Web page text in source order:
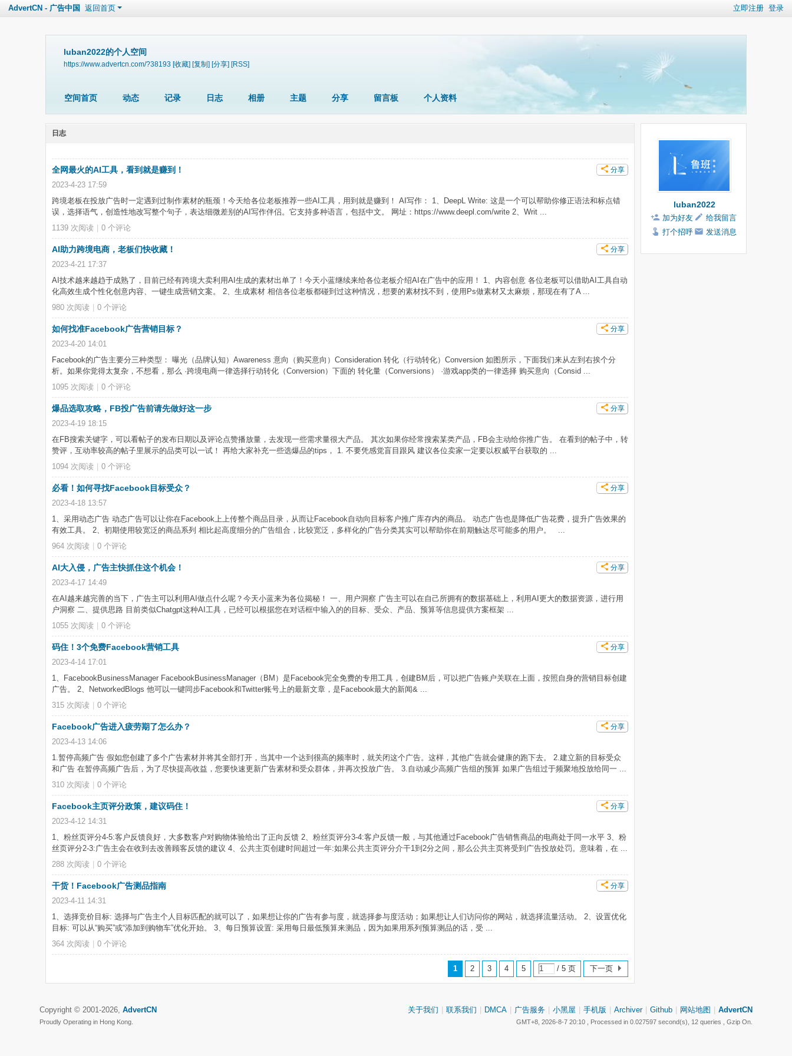
立即注册 登录
AdvertCN - 广告中国 返回首页
luban2022的个人空间
https://www.advertcn.com/?38193 [收藏] [复制] [分享] [RSS]
空间首页 动态 记录 日志 相册 主题 分享 留言板 个人资料
日志
分享
全网最火的AI工具，看到就是赚到！
2023-4-23 17:59
跨境老板在投放广告时一定遇到过制作素材的瓶颈！今天给各位老板推荐一些AI工具，用到就是赚到！ AI写作： 1、DeepL Write: 这是一个可以帮助你修正语法和标点错
误，选择语气，创造性地改写整个句子，表达细微差别的AI写作伴侣。它支持多种语言，包括中文。 网址：https://www.deepl.com/write 2、Writ ...
1139 次阅读
0 个评论
分享
AI助力跨境电商，老板们快收藏！
2023-4-21 17:37
AI技术越来越趋于成熟了，目前已经有跨境大卖利用AI生成的素材出单了！今天小蓝继续来给各位老板介绍AI在广告中的应用！ 1、内容创意 各位老板可以借助AI工具自动
化高效生成个性化创意内容、一键生成营销文案。 2、生成素材 相信各位老板都碰到过这种情况，想要的素材找不到，使用Ps做素材又太麻烦，那现在有了A ...
980 次阅读
0 个评论
分享
如何找准Facebook广告营销目标？
2023-4-20 14:01
Facebook的广告主要分三种类型： 曝光（品牌认知）Awareness 意向（购买意向）Consideration 转化（行动转化）Conversion 如图所示，下面我们来从左到右挨个分
析。如果你觉得太复杂，不想看，那么 ·跨境电商一律选择行动转化（Conversion）下面的 转化量（Conversions） ·游戏app类的一律选择 购买意向（Consid ...
1095 次阅读
0 个评论
分享
爆品选取攻略，FB投广告前请先做好这一步
2023-4-19 18:15
在FB搜索关键字，可以看帖子的发布日期以及评论点赞播放量，去发现一些需求量很大产品。 其次如果你经常搜索某类产品，FB会主动给你推广告。 在看到的帖子中，转
赞评，互动率较高的帖子里展示的品类可以一试！ 再给大家补充一些选爆品的tips， 1. 不要凭感觉盲目跟风 建议各位卖家一定要以权威平台获取的 ...
1094 次阅读
0 个评论
分享
必看！如何寻找Facebook目标受众？
2023-4-18 13:57
1、采用动态广告 动态广告可以让你在Facebook上上传整个商品目录，从而让Facebook自动向目标客户推广库存内的商品。 动态广告也是降低广告花费，提升广告效果的
有效工具。 2、初期使用较宽泛的商品系列 相比起高度细分的广告组合，比较宽泛，多样化的广告分类其实可以帮助你在前期触达尽可能多的用户。 ...
964 次阅读
0 个评论
分享
AI大入侵，广告主快抓住这个机会！
2023-4-17 14:49
在AI越来越完善的当下，广告主可以利用AI做点什么呢？今天小蓝来为各位揭秘！ 一、用户洞察 广告主可以在自己所拥有的数据基础上，利用AI更大的数据资源，进行用
户洞察 二、提供思路 目前类似Chatgpt这种AI工具，已经可以根据您在对话框中输入的的目标、受众、产品、预算等信息提供方案框架 ...
1055 次阅读
0 个评论
分享
码住！3个免费Facebook营销工具
2023-4-14 17:01
1、FacebookBusinessManager FacebookBusinessManager（BM）是Facebook完全免费的专用工具，创建BM后，可以把广告账户关联在上面，按照自身的营销目标创建
广告。 2、NetworkedBlogs 他可以一键同步Facebook和Twitter账号上的最新文章，是Facebook最大的新闻& ...
315 次阅读
0 个评论
分享
Facebook广告进入疲劳期了怎么办？
2023-4-13 14:06
1.暂停高频广告 假如您创建了多个广告素材并将其全部打开，当其中一个达到很高的频率时，就关闭这个广告。这样，其他广告就会健康的跑下去。 2.建立新的目标受众
和广告 在暂停高频广告后，为了尽快提高收益，您要快速更新广告素材和受众群体，并再次投放广告。 3.自动减少高频广告组的预算 如果广告组过于频聚地投放给同一 ...
310 次阅读
0 个评论
分享
Facebook主页评分政策，建议码住！
2023-4-12 14:31
1、粉丝页评分4-5:客户反馈良好，大多数客户对购物体验给出了正向反馈 2、粉丝页评分3-4:客户反馈一般，与其他通过Facebook广告销售商品的电商处于同一水平 3、粉
丝页评分2-3:广告主会在收到去改善顾客反馈的建议 4、公共主页创建时间超过一年:如果公共主页评分介干1到2分之间，那么公共主页将受到广告投放处罚。意味着，在 ...
288 次阅读
0 个评论
分享
干货！Facebook广告测品指南
2023-4-11 14:31
1、选择竞价目标: 选择与广告主个人目标匹配的就可以了，如果想让你的广告有参与度，就选择参与度活动；如果想让人们访问你的网站，就选择流量活动。 2、设置优化
目标: 可以从“购买”或“添加到购物车”优化开始。 3、每日预算设置: 采用每日最低预算来测品，因为如果用系列预算测品的话，受 ...
364 次阅读
0 个评论
1 2 3 4 5 / 5 页 下一页
luban2022
加为好友
给我留言
打个招呼
发送消息
关于我们 联系我们 DMCA 广告服务 小黑屋 手机版 Archiver Github 网站地图 AdvertCN
GMT+8, 2026-8-7 20:10 , Processed in 0.027597 second(s), 12 queries , Gzip On.
Copyright © 2001-2026, AdvertCN
Proudly Operating in Hong Kong.